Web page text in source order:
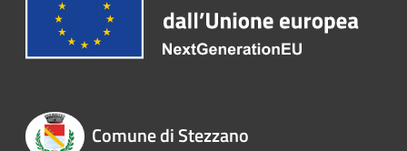
Comune di Stezzano